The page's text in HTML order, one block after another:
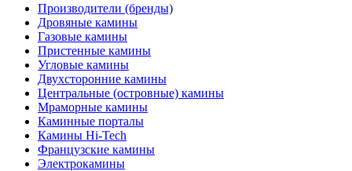
Производители (бренды)
Дровяные камины
Газовые камины
Пристенные камины
Угловые камины
Двухсторонние камины
Центральные (островные) камины
Мраморные камины
Каминные порталы
Камины Hi-Tech
Французские камины
Электрокамины